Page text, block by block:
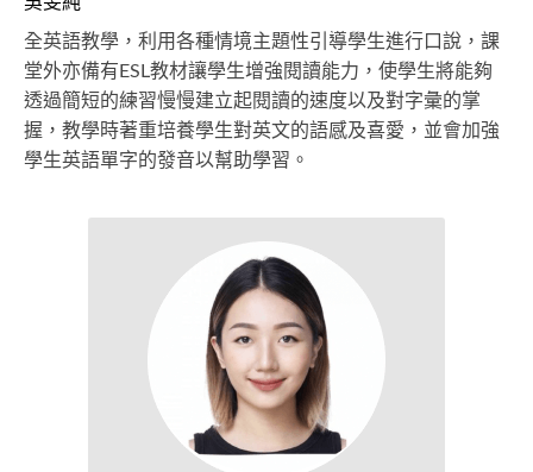
全英語教學，利用各種情境主題性引導學生進行口說，課
堂外亦備有ESL教材讓學生增強閱讀能力，使學生將能夠
透過簡短的練習慢慢建立起閱讀的速度以及對字彙的掌
握，教學時著重培養學生對英文的語感及喜愛，並會加強
學生英語單字的發音以幫助學習。